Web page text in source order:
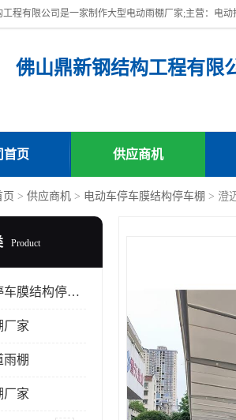
佛山鼎新钢结构工程有限
首页 供应商机
页 > 供应商机 > 电动车停车膜结构停车棚 > 澄
Product
电动车停车膜结构停车棚
厂家
雨棚
厂家